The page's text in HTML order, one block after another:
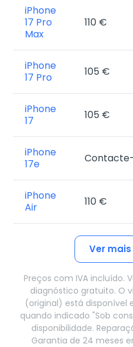
iPhone
17 Pro
Max
110 €
iPhone
17 Pro
105 €
iPhone
17
105 €
iPhone
17e
iPhone
Air
110 €
Ver
Preços com IVA incluído.
diagnóstico gratuito. O
(original) está disponível
quando indicado "Sob
disponibilidade.
Garantia de 24 meses